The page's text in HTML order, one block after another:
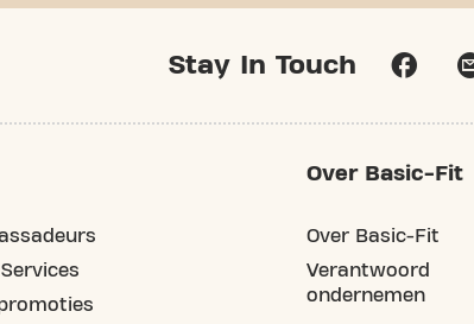
Stay In Touch
Over Basic-Fit
Over Basic-Fit
Verantwoord
ondernemen